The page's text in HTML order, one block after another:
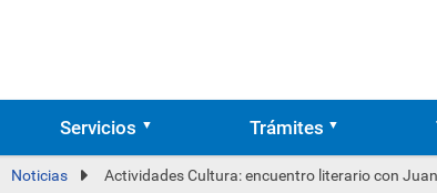
Servicios Trámites
Noticias Actividades Cultura: encuentro literario con